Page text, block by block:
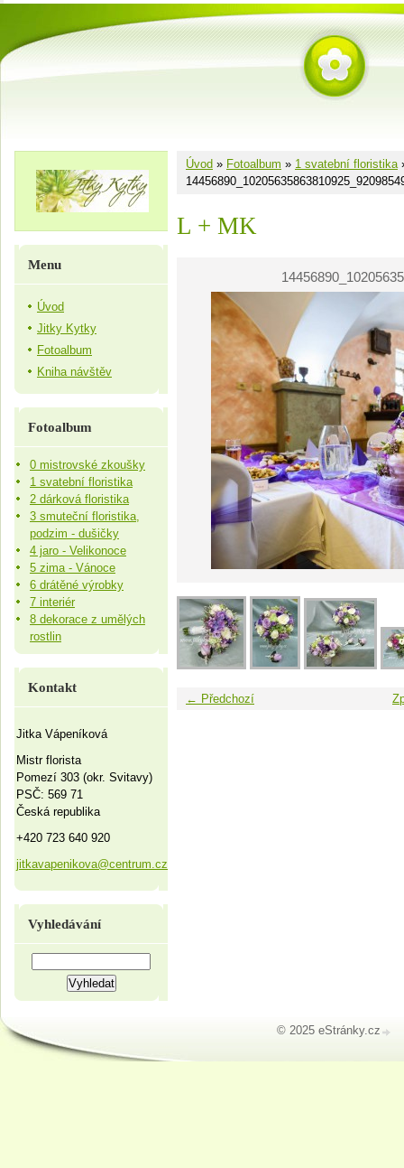
Úvod » Fotoalbum » 1 svatební floristika
L + MK
← Předchozí
Menu
Úvod
Jitky Kytky
Fotoalbum
Kniha návštěv
Fotoalbum
0 mistrovské zkoušky
1 svatební floristika
2 dárková floristika
3 smuteční floristika,
podzim - dušičky
4 jaro - Velikonoce
5 zima - Vánoce
6 drátěné výrobky
7 interiér
8 dekorace z umělých
rostlin
Kontakt
Jitka Vápeníková
Mistr florista
Pomezí 303 (okr. Svitavy)
PSČ: 569 71
Česká republika
+420 723 640 920
jitkavapenikova@centrum.cz
Vyhledávání
© 2025 eStránky.cz